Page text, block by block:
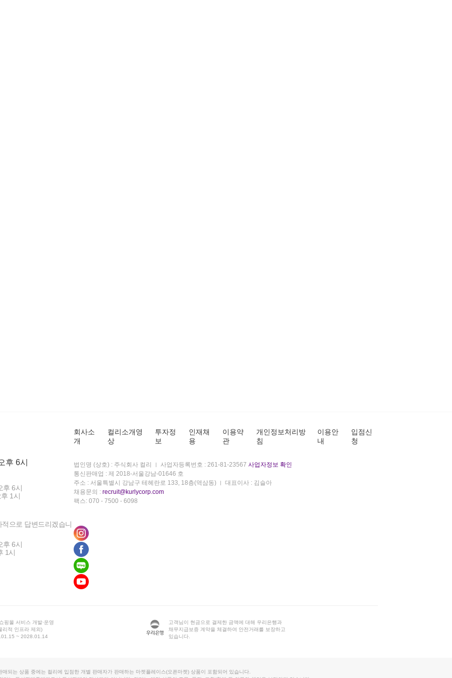
후 6시
후 6시
1시
으로 답변드리겠습니
후 6시
1시
회사소
개
컬리소개영
상
투자정
보
인재채
용
이용약
관
개인정보처리방
침
이용안
내
입점신
청
법인명 (상호) : 주식회사 컬리 사업자등록번호 : 261-81-23567 사업자정보 확인
통신판매업 : 제 2018-서울강남-01646 호
주소 : 서울특별시 강남구 테헤란로 133, 18층(역삼동)
대표이사 : 김슬아
채용문의 : recruit@kurlycorp.com
팩스: 070 - 7500 - 6098
핑몰 서비스 개발·운영
리적 인프라 제외)
~ 2028.01.14
고객님이 현금으로 결제한 금액에 대해 우리은행과
채무지급보증 계약을 체결하여 안전거래를 보장하고
있습니다.
매되는 상품 중에는 컬리에 입점한 개별 판매자가 판매하는 마켓플레이스(오픈마켓) 상품이 포함되어 있습니다.